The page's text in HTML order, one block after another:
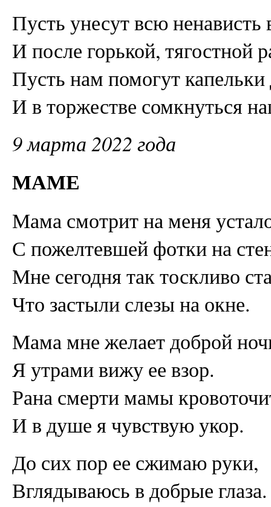
Пусть унесут всю ненависть
И после горькой, тягостной
Пусть нам помогут капельки
И в торжестве сомкнуться
9 марта 2022 года
МАМЕ
Мама смотрит на меня
С пожелтевшей фотки на
Мне сегодня так тоскливо
Что застыли слезы на окне.
Мама мне желает доброй
Я утрами вижу ее взор.
Рана смерти мамы
И в душе я чувствую укор.
До сих пор ее сжимаю руки,
Вглядываюсь в добрые глаза.